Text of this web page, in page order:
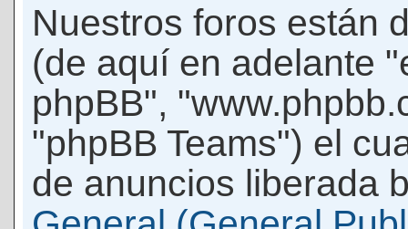
Nuestros foros están
(de aquí en adelante
phpBB",
"phpBB Teams") el
de anuncios liberada